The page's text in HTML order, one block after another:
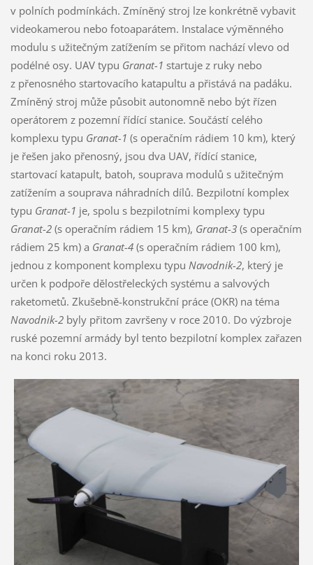
v polních podmínkách. Zmíněný stroj lze konkrétně vybavit
videokamerou nebo fotoaparátem. Instalace výměnného
modulu s užitečným zatížením se přitom nachází vlevo od
podélné osy. UAV typu Granat-1 startuje z ruky nebo
z přenosného startovacího katapultu a přistává na padáku.
Zmíněný stroj může působit autonomně nebo být řízen
operátorem z pozemní řídící stanice. Součástí celého
komplexu typu Granat-1 (s operačním rádiem 10 km), který
je řešen jako přenosný, jsou dva UAV, řídící stanice,
startovací katapult, batoh, souprava modulů s užitečným
zatížením a souprava náhradních dílů. Bezpilotní komplex
typu Granat-1 je, spolu s bezpilotními komplexy typu
Granat-2 (s operačním rádiem 15 km), Granat-3 (s operačním
rádiem 25 km) a Granat-4 (s operačním rádiem 100 km),
jednou z komponent komplexu typu Navodnik-2, který je
určen k podpoře dělostřeleckých systému a salvových
raketometů. Zkušebně-konstrukční práce (OKR) na téma
Navodnik-2 byly přitom završeny v roce 2010. Do výzbroje
ruské pozemní armády byl tento bezpilotní komplex zařazen
na konci roku 2013.